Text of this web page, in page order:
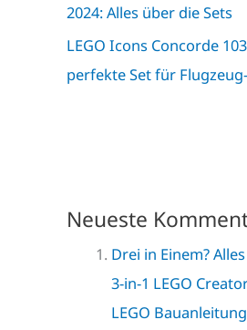
2024: Alles über die Sets
LEGO Icons Concorde
perfekte Set für
Neueste
Drei in Einem?
3-in-1 LEGO
LEGO